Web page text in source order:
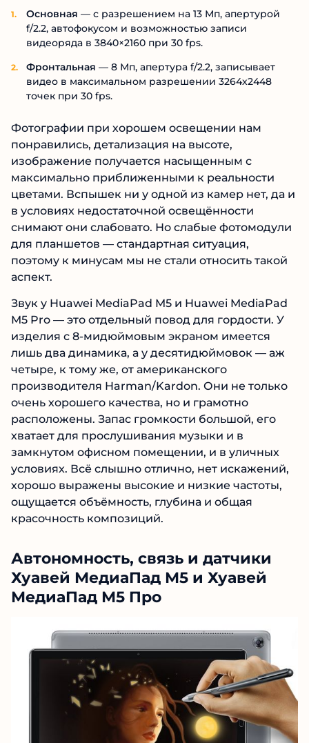
Основная — с разрешением на 13 Мп, апертурой
f/2.2, автофокусом и возможностью записи
видеоряда в 3840×2160 при 30 fps.
Фронтальная — 8 Мп, апертура f/2.2, записывает
видео в максимальном разрешении 3264х2448
точек при 30 fps.
Фотографии при хорошем освещении нам
понравились, детализация на высоте,
изображение получается насыщенным с
максимально приближенными к реальности
цветами. Вспышек ни у одной из камер нет, да и
в условиях недостаточной освещённости
снимают они слабовато. Но слабые фотомодули
для планшетов — стандартная ситуация,
поэтому к минусам мы не стали относить такой
аспект.
Звук у Huawei MediaPad M5 и Huawei MediaPad
M5 Pro — это отдельный повод для гордости. У
изделия с 8-мидюймовым экраном имеется
лишь два динамика, а у десятидюймовок — аж
четыре, к тому же, от американского
производителя Harman/Kardon. Они не только
очень хорошего качества, но и грамотно
расположены. Запас громкости большой, его
хватает для прослушивания музыки и в
замкнутом офисном помещении, и в уличных
условиях. Всё слышно отлично, нет искажений,
хорошо выражены высокие и низкие частоты,
ощущается объёмность, глубина и общая
красочность композиций.
Автономность, связь и датчики
Хуавей МедиаПад М5 и Хуавей
МедиаПад М5 Про